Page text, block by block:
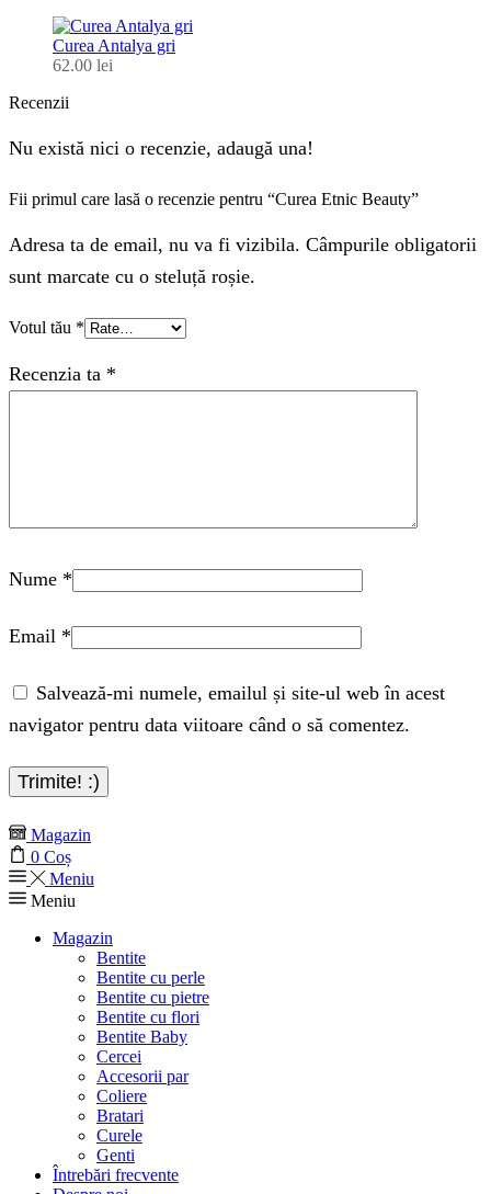
Curea Antalya gri
62.00 lei
Recenzii
Nu există nici o recenzie, adaugă una!
Fii primul care lasă o recenzie pentru “Curea Etnic Beauty”
Adresa ta de email, nu va fi vizibila. Câmpurile obligatorii
sunt marcate cu o steluță roșie.
Votul tău *
Recenzia ta *
Nume *
Email *
Salvează-mi numele, emailul și site-ul web în acest
navigator pentru data viitoare când o să comentez.
Magazin
0 Coș
Meniu
Meniu
Magazin
Bentite
Bentite cu perle
Bentite cu pietre
Bentite cu flori
Bentite Baby
Cercei
Accesorii par
Coliere
Bratari
Curele
Genti
Întrebări frecvente